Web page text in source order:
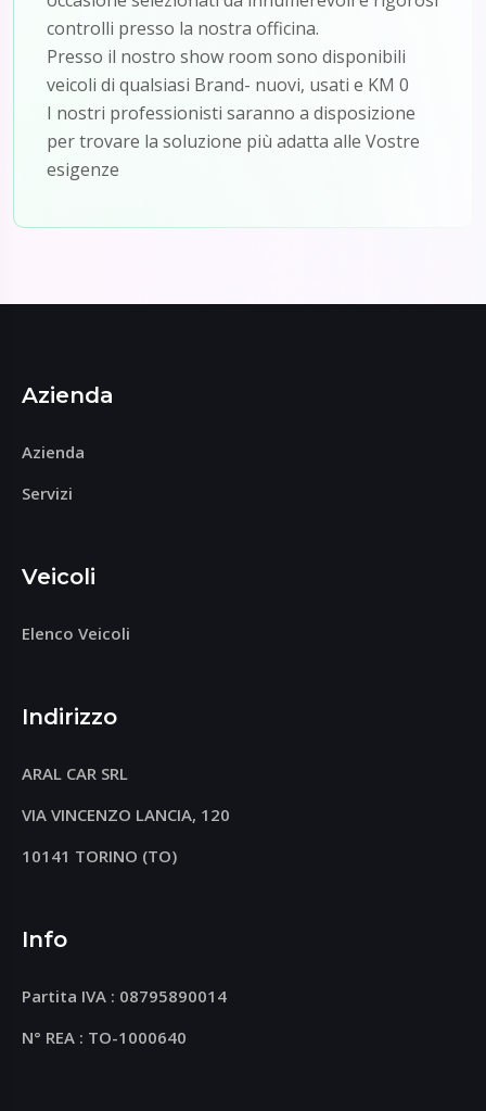
controlli presso la nostra officina.
Presso il nostro show room sono disponibili
veicoli di qualsiasi Brand- nuovi, usati e KM 0
I nostri professionisti saranno a disposizione
per trovare la soluzione più adatta alle Vostre
esigenze
Azienda
Azienda
Servizi
Veicoli
Elenco Veicoli
Indirizzo
ARAL CAR SRL
VIA VINCENZO LANCIA, 120
10141 TORINO (TO)
Info
Partita IVA : 08795890014
N° REA : TO-1000640